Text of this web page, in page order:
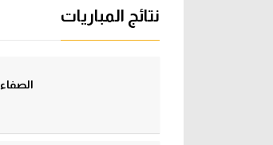
نتائج المباريات
الصفاء